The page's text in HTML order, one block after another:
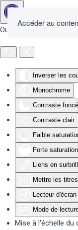
Outils d'accessibilité
Inverser les
Monochrome
Contraste foncé
Contraste clair
Faible
Forte saturation
Liens en
Mettre les
Lecteur d'écran
Mode de
Mise à l'échelle du
Accéder au